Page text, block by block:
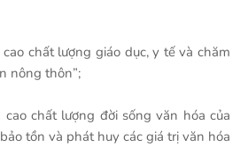
chất lượng giáo dục, y tế và chăm
nông thôn”;
chất lượng đời sống văn hóa của
tồn và phát huy các giá trị văn hóa